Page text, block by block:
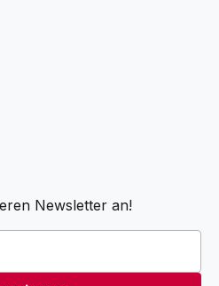
Newsletter an!